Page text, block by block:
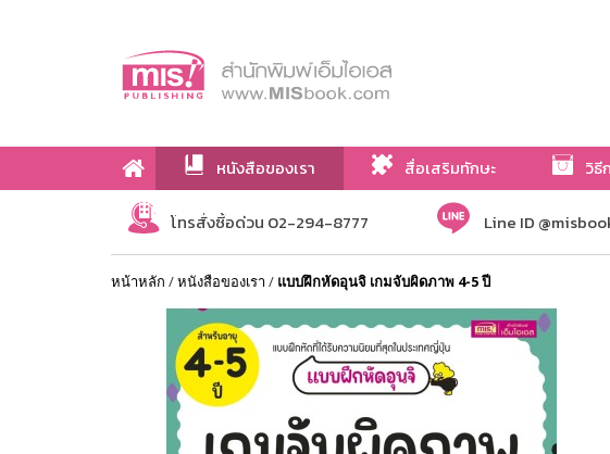
หนังสือของเรา สื่อเสริมทักษะ วิธี
เกี่ยวกับเรา
โทรสั่งซื้อด่วน 02-294-8777 Line ID
หน้าหลัก /หนังสือของเรา / แบบฝึกหัดอุนจิ เกมจับผิดภาพ 4-5 ปี